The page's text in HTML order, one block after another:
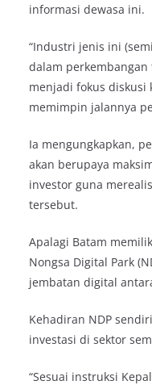
informasi dewasa ini.
“Industri jenis ini
dalam
menjadi fokus diskusi
memimpin jalannya
Ia mengungkapkan,
akan berupaya
investor guna
tersebut.
Apalagi Batam
Nongsa Digital Park
jembatan digital
Kehadiran NDP
investasi di sektor
“Sesuai instruksi